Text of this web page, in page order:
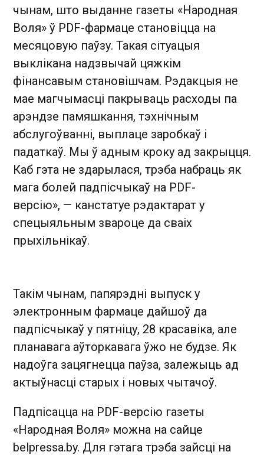
чынам, што выданне газеты «Народная
Воля» ў PDF-фармаце становіцца на
месяцовую паўзу. Такая сітуацыя
выклікана надзвычай цяжкім
фінансавым становішчам. Рэдакцыя не
мае магчымасці пакрываць расходы па
арэндзе памяшкання, тэхнічным
абслугоўванні, выплаце заробкаў і
падаткаў. Мы ў адным кроку ад закрыцця.
Каб гэта не здарылася, трэба набраць як
мага болей падпісчыкаў на PDF-
версію», — канстатуе рэдактарат у
спецыяльным звароце да сваіх
прыхільнікаў.
Такім чынам, папярэдні выпуск у
электронным фармаце дайшоў да
падпісчыкаў у пятніцу, 28 красавіка, але
планавага аўторкавага ўжо не будзе. Як
надоўга зацягнецца паўза, залежыць ад
актыўнасці старых і новых чытачоў.
Падпісацца на PDF-версію газеты
«Народная Воля» можна на сайце
belpressa.by. Для гэтага трэба зайсці на